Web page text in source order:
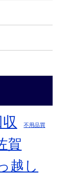
不用品買
賀
越し